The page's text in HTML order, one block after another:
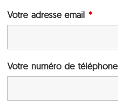
Votre adresse email *
Votre numéro de téléphone